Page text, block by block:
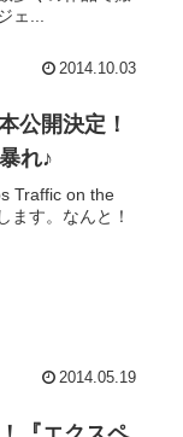
ェ...
2014.10.03
公開決定！
れ♪
Traffic on the
す。なんと！
2014.05.19